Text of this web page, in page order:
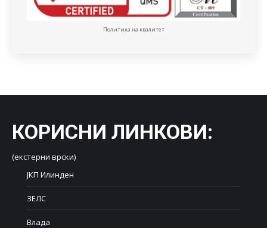
Политика на квалитет
КОРИСНИ ЛИНКОВИ:
(екстерни врски)
ЈКП Илинден
ЗЕЛС
Влада